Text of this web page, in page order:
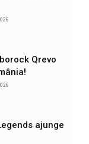
Qrevo
ajunge